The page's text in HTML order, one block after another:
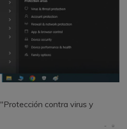
"Protección contra virus y